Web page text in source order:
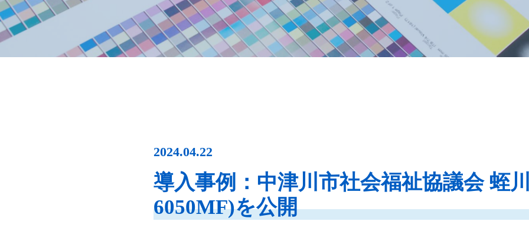
2024.04.22
導入事例：中津川市社会福祉協議会 蛭
6050MF)を公開